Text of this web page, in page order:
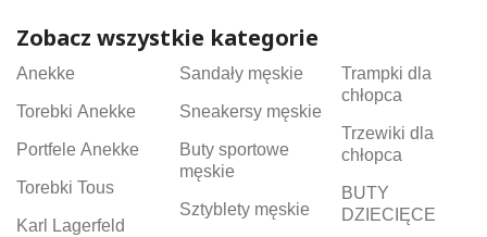
Zobacz wszystkie kategorie
Anekke
Torebki Anekke
Portfele Anekke
Torebki Tous
Karl Lagerfeld
Sandały męskie
Sneakersy męskie
Buty sportowe
męskie
Sztyblety męskie
Trampki dla
chłopca
Trzewiki dla
chłopca
BUTY
DZIECIĘCE